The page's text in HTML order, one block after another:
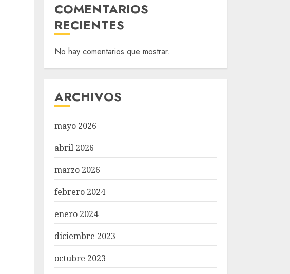
COMENTARIOS
RECIENTES
No hay comentarios que mostrar.
ARCHIVOS
mayo 2026
abril 2026
marzo 2026
febrero 2024
enero 2024
diciembre 2023
octubre 2023